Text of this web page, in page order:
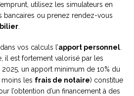
utilisez les simulateurs en
bancaires ou prenez rendez-vous
.
vos calculs l’apport personnel.
il est fortement valorisé par les
un apport minimum de 10% du
moins les frais de notaire) constitue
l’obtention d’un financement à des